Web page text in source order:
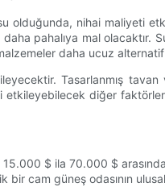
olduğunda, nihai
pahalıya mal olacaktır.
daha ucuz
Tasarlanmış
etkileyebilecek diğer
$ ila 70.000 $
cam güneş odasının